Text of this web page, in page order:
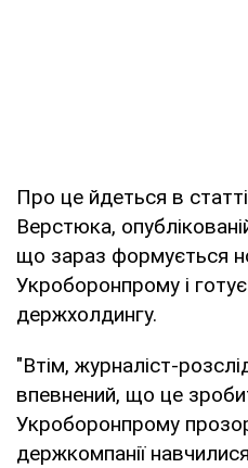
Про це йдеться в
Верстюка,
що зараз формується
Укроборонпрому і
держхолдингу.
"Втім, журналіст-
впевнений, що це
Укроборонпрому
держкомпанії